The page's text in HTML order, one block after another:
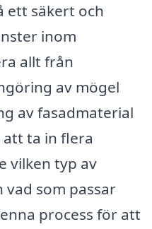
ett säkert och
inom
allt från
av mögel
av fasadmaterial
ta in flera
vilken typ av
som passar
process för att